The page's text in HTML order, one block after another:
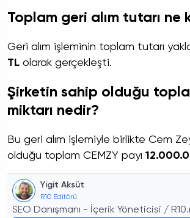
Toplam geri alım tutarı ne
Geri alım işleminin toplam tutarı
TL olarak gerçekleşti.
Şirketin sahip olduğu
miktarı nedir?
Bu geri alım işlemiyle birlikte Cem
olduğu toplam CEMZY payı
Yigit Aksüt
R10 Editörü
SEO Danışmanı - İçerik Yöneticisi /